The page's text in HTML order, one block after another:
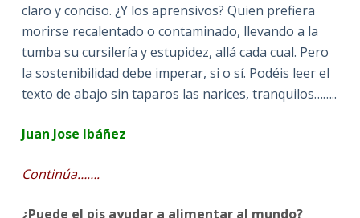
claro y conciso. ¿Y los aprensivos? Quien prefiera
morirse recalentado o contaminado, llevando a la
tumba su cursilería y estupidez, allá cada cual. Pero
la sostenibilidad debe imperar, si o sí. Podéis leer el
texto de abajo sin taparos las narices, tranquilos……..
Juan Jose Ibáñez
Continúa…….
¿Puede el pis ayudar a alimentar al mundo?